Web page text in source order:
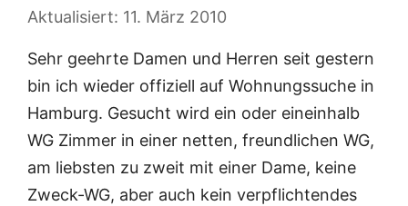
11. März 2010
Sehr geehrte Damen und Herren seit gestern
bin ich wieder offiziell auf Wohnungssuche in
Hamburg. Gesucht wird ein oder eineinhalb
WG Zimmer in einer netten, freundlichen WG,
am liebsten zu zweit mit einer Dame, keine
Zweck-WG, aber auch kein verpflichtendes